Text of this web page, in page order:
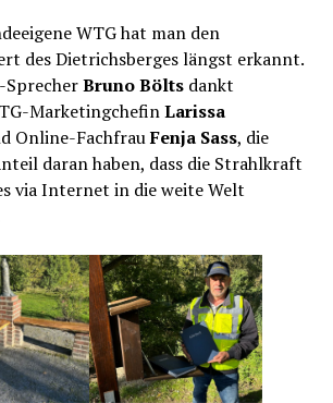
WTG hat man den
des Dietrichsberges längst erkannt.
Bruno Bölts dankt
MarketingchefinLarissa
Online-FachfrauFenja Sass, die
daran haben, dass die Strahlkraft
via Internet in die weite Welt